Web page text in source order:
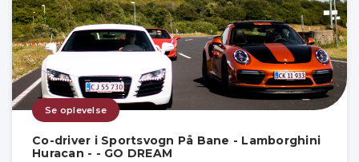
Se oplevelse
Co-driver i Sportsvogn På Bane - Lamborghini
Huracan - - GO DREAM